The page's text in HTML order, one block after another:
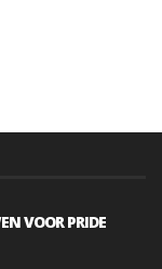
VOOR PRIDE